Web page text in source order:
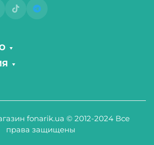
fonarik.ua © 2012-2024 Все
права защищены